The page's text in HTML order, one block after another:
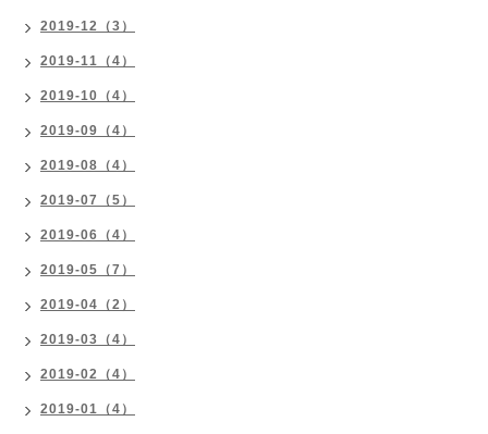
2019-12（3）
2019-11（4）
2019-10（4）
2019-09（4）
2019-08（4）
2019-07（5）
2019-06（4）
2019-05（7）
2019-04（2）
2019-03（4）
2019-02（4）
2019-01（4）